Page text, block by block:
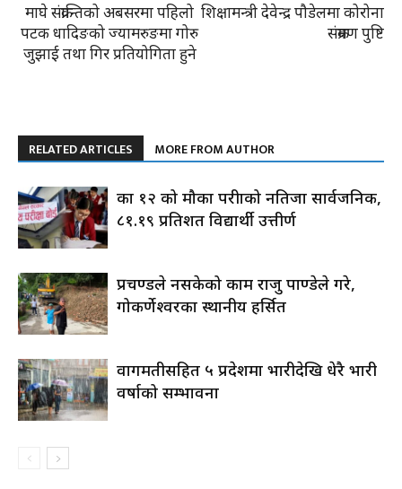
माघे संक्रान्तिको अबसरमा पहिलो
पटक धादिङको ज्यामरुङमा गोरु
जुझाई तथा गिर प्रतियोगिता हुने
शिक्षामन्त्री देवेन्द्र पौडेलमा कोरोना
संक्रमण पुष्टि
RELATED ARTICLES MORE FROM AUTHOR
कक्षा १२ को मौका परीक्षाको नतिजा सार्वजनिक,
८१.१९ प्रतिशत विद्यार्थी उत्तीर्ण
प्रचण्डले नसकेको काम राजु पाण्डेले गरे,
गोकर्णेश्वरका स्थानीय हर्सित
वागमतीसहित ५ प्रदेशमा भारीदेखि धेरै भारी
वर्षाको सम्भावना